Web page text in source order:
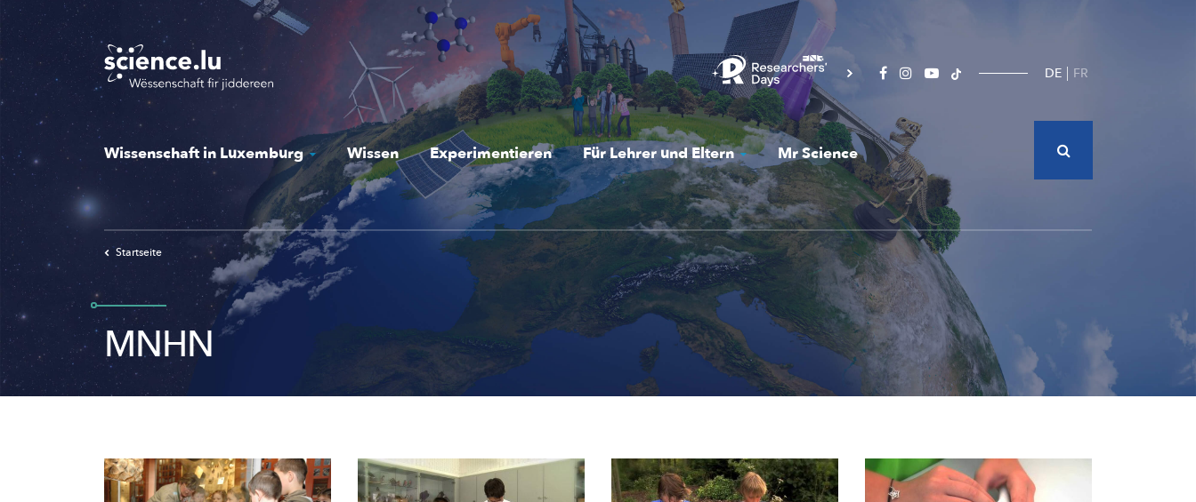
Skip
to
main
content
DE FR
Wissenschaft in Luxemburg Wissen Experimentieren Für Lehrer und Eltern Mr Science
Startseite
MNHN